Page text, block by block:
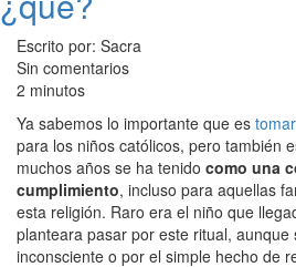
Escrito por: Sacra
Sin comentarios
2 minutos
Ya sabemos lo importante que es
para los niños católicos, pero también
muchos años se ha tenido como una
cumplimiento, incluso para aquellas
esta religión. Raro era el niño que
planteara pasar por este ritual, aunque
inconsciente o por el simple hecho de